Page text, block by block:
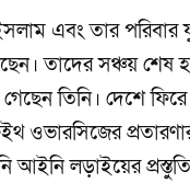
এবং তার পরিবার
তাদের সঞ্চয় শেষ
গেছেন তিনি। দেশে
ওভারসিজের
আইনি লড়াইয়ের প্রস্তুতি